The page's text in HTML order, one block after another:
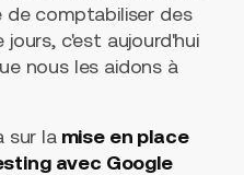
de comptabiliser des
c'est aujourd'hui
nous les aidons à
sur lamise en place
avec Google